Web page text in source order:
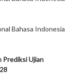
Bahasa Indonesia
Prediksi Ujian